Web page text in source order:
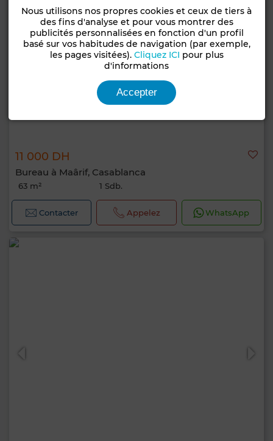
11 000 DH
Bureau à Maârif, Casablanca
63 m² 1 Sdb.
Contacter Appelez WhatsApp
Nous utilisons nos propres cookies et ceux de tiers à
des fins d'analyse et pour vous montrer des
publicités personnalisées en fonction d'un profil
basé sur vos habitudes de navigation (par exemple,
les pages visitées). Cliquez ICI pour plus
d'informations
Accepter